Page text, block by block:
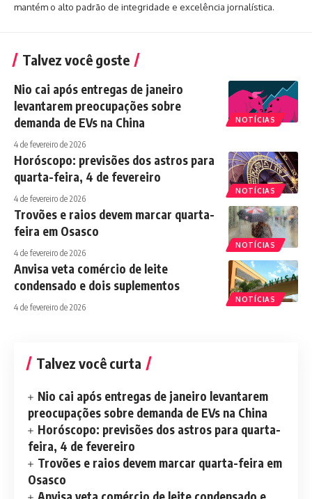
mantém o alto padrão de integridade e excelência jornalística.
Talvez você goste
NOTÍCIAS
Nio cai após entregas de janeiro
levantarem preocupações sobre
demanda de EVs na China
4 de fevereiro de 2026
NOTÍCIAS
Horóscopo: previsões dos astros para
quarta-feira, 4 de fevereiro
4 de fevereiro de 2026
NOTÍCIAS
Trovões e raios devem marcar quarta-
feira em Osasco
4 de fevereiro de 2026
NOTÍCIAS
Anvisa veta comércio de leite
condensado e dois suplementos
4 de fevereiro de 2026
Talvez você curta
Nio cai após entregas de janeiro levantarem
preocupações sobre demanda de EVs na China
Horóscopo: previsões dos astros para quarta-
feira, 4 de fevereiro
Trovões e raios devem marcar quarta-feira em
Osasco